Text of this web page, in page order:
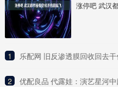
涨停吧 武汉
1 乐配网 旧反渗透膜回收回去
2 优配良品 代露娃：演艺星河中